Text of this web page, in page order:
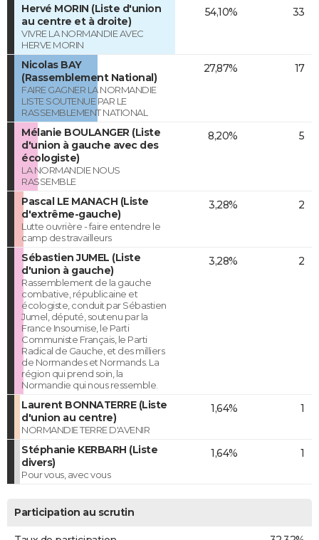
Hervé MORIN (Liste d'union
au centre et à droite)
VIVRE LA NORMANDIE AVEC
HERVE MORIN
54,10% 33
Nicolas BAY
(Rassemblement National)
FAIRE GAGNER LA NORMANDIE
LISTE SOUTENUE PAR LE
RASSEMBLEMENT NATIONAL
27,87% 17
Mélanie BOULANGER (Liste
d'union à gauche avec des
écologiste)
LA NORMANDIE NOUS
RASSEMBLE
8,20% 5
Pascal LE MANACH (Liste
d'extrême-gauche)
Lutte ouvrière - faire entendre le
camp des travailleurs
3,28% 2
Sébastien JUMEL (Liste
d'union à gauche)
Rassemblement de la gauche
combative, républicaine et
écologiste, conduit par Sébastien
Jumel, député, soutenu par la
France Insoumise, le Parti
Communiste Français, le Parti
Radical de Gauche, et des milliers
de Normandes et Normands. La
région qui prend soin, la
Normandie qui nous ressemble.
3,28% 2
Laurent BONNATERRE (Liste
d'union au centre)
NORMANDIE TERRE D'AVENIR
1,64% 1
Stéphanie KERBARH (Liste
divers)
Pour vous, avec vous
1,64% 1
Participation au scrutin